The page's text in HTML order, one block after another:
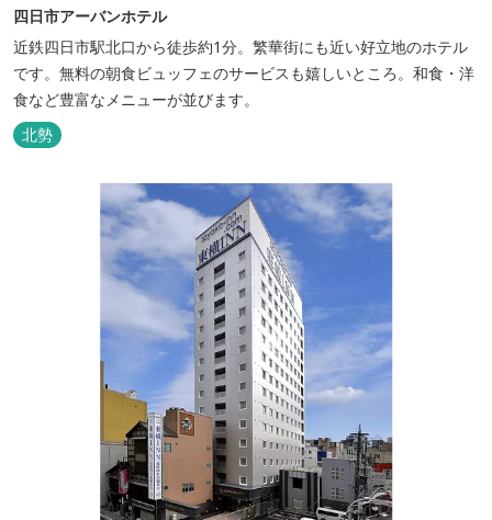
四日市アーバンホテル
近鉄四日市駅北口から徒歩約1分。繁華街にも近い好立地のホテル
です。無料の朝食ビュッフェのサービスも嬉しいところ。和食・洋
食など豊富なメニューが並びます。
北勢